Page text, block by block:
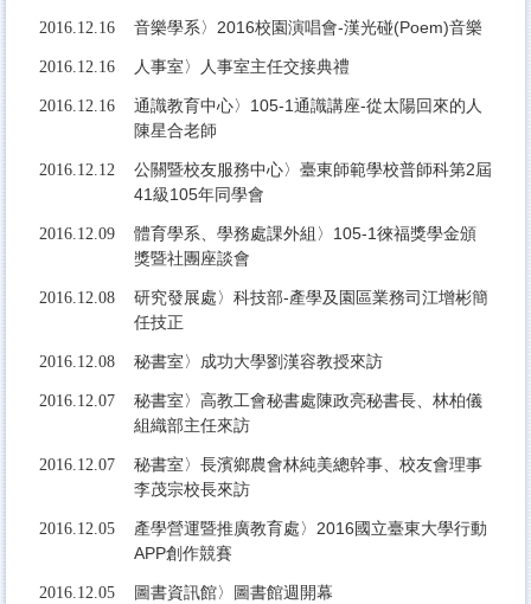
2016.12.16 音樂學系〉2016校園演唱會-漢光碰(Poem)音樂
2016.12.16 人事室〉人事室主任交接典禮
2016.12.16
通識教育中心〉105-1通識講座-從太陽回來的人
陳星合老師
2016.12.12
公關暨校友服務中心〉臺東師範學校普師科第2屆
41級105年同學會
2016.12.09
體育學系、學務處課外組〉105-1徠福獎學金頒
獎暨社團座談會
2016.12.08
研究發展處〉科技部-產學及園區業務司江增彬簡
任技正
2016.12.08 秘書室〉成功大學劉漢容教授來訪
2016.12.07
秘書室〉高教工會秘書處陳政亮秘書長、林柏儀
組織部主任來訪
2016.12.07
秘書室〉長濱鄉農會林純美總幹事、校友會理事
李茂宗校長來訪
2016.12.05
產學營運暨推廣教育處〉2016國立臺東大學行動
APP創作競賽
2016.12.05 圖書資訊館〉圖書館週開幕